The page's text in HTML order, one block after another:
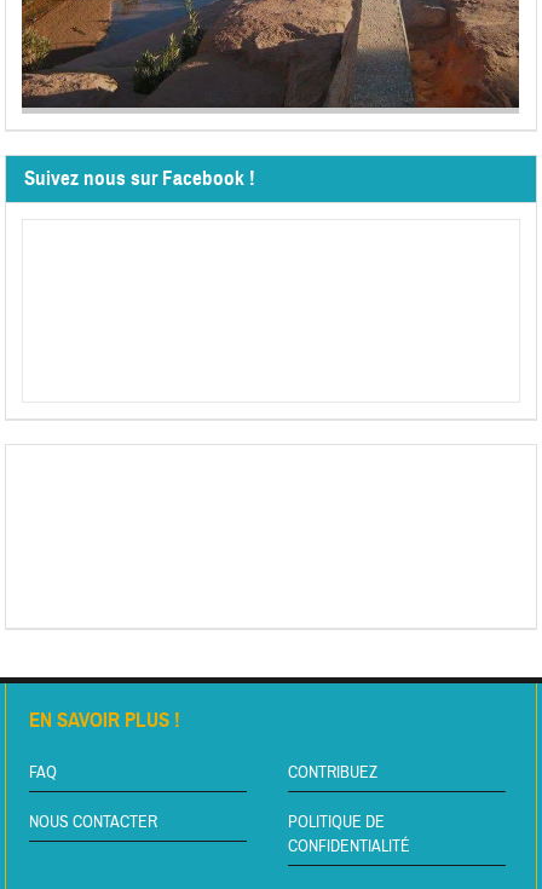
Suivez nous sur Facebook !
EN SAVOIR PLUS !
FAQ CONTRIBUEZ
NOUS CONTACTER
POLITIQUE DE
CONFIDENTIALITÉ